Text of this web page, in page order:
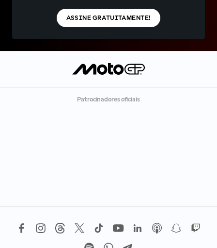
ASSINE GRATUITAMENTE!
Patrocinadores oficiais